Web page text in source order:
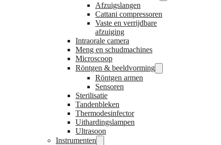
Afzuigslangen
Cattani compressoren
Vaste en verrijdbare
afzuiging
Intraorale camera
Meng en schudmachines
Microscoop
Röntgen & beeldvorming
Röntgen armen
Sensoren
Sterilisatie
Tandenbleken
Thermodesinfector
Uithardingslampen
Ultrasoon
Instrumenten